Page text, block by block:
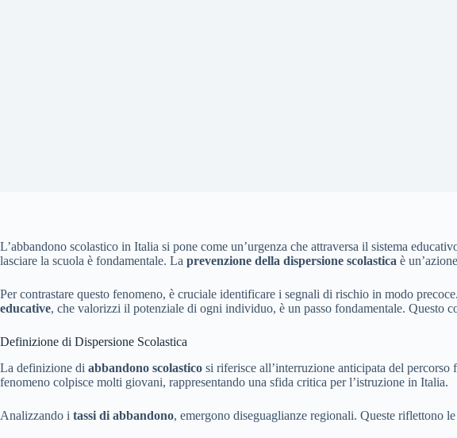
L’abbandono scolastico in Italia si pone come un’urgenza che attraversa il sistema
lasciare la scuola è fondamentale. La prevenzione della dispersione scolastica è
Per contrastare questo fenomeno, è cruciale identificare i segnali di rischio in modo
educative, che valorizzi il potenziale di ogni individuo, è un passo fondamentale. Questo
Definizione di Dispersione Scolastica
La definizione di abbandono scolastico si riferisce all’interruzione anticipata del
fenomeno colpisce molti giovani, rappresentando una sfida critica per l’istruzione in Italia.
Analizzando i tassi di abbandono, emergono diseguaglianze regionali. Queste riflettono